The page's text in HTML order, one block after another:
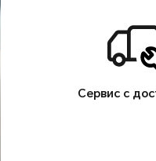
Сервис с